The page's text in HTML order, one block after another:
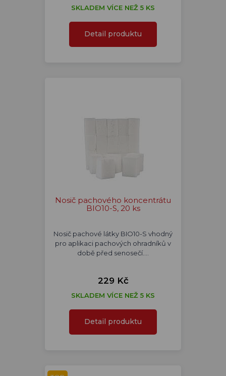
SKLADEM VÍCE NEŽ 5 KS
Detail produktu
Nosič pachového koncentrátu
BIO10-S, 20 ks
Nosič pachové látky BIO10-S vhodný
pro aplikaci pachových ohradníků v
době před senosečí.…
229 Kč
SKLADEM VÍCE NEŽ 5 KS
Detail produktu